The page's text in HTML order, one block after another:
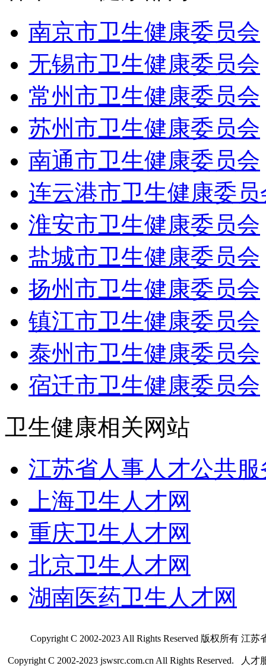
南京市卫生健康委员会
无锡市卫生健康委员会
常州市卫生健康委员会
苏州市卫生健康委员会
南通市卫生健康委员会
连云港市卫生健康委员
淮安市卫生健康委员会
盐城市卫生健康委员会
扬州市卫生健康委员会
镇江市卫生健康委员会
泰州市卫生健康委员会
宿迁市卫生健康委员会
卫生健康相关网站
江苏省人事人才公共服
上海卫生人才网
重庆卫生人才网
北京卫生人才网
湖南医药卫生人才网
Copyright C 2002-2023 All Rights Reserved 版权所有
Copyright C 2002-2023 jswsrc.com.cn All Rights Reserved. 人